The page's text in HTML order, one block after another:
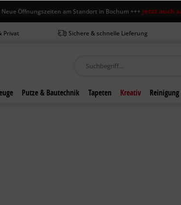
am Standort in Bochum +++Jetzt auch
Privat Sichere & schnelle Lieferung
Putze & Bautechnik Tapeten Kreativ